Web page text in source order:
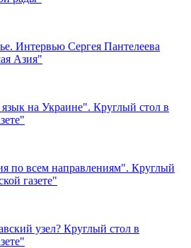
Интервью Сергея Пантелеева
Азия"
на Украине". Круглый стол в
по всем направлениям". Круглый
газете"
узел? Круглый стол в